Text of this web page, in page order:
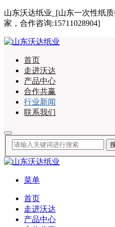
山东沃达纸业_[山东一次性纸
家，合作咨询:15711028904]
首页
走进沃达
产品中心
合作共赢
行业新闻
联系我们
菜单
首页
走进沃达
产品中心